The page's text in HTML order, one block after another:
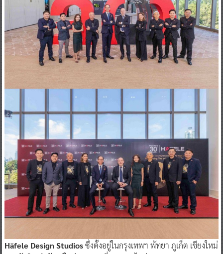
Häfele Design Studiosซึ่งตั้งอยู่ในกรุงเทพฯ พัทยา ภูเก็ต เชียงใหม่